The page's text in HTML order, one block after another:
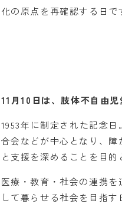
化の原点を再確認する日で
11月10日は、肢体不自由児
1953年に制定された記念
合会などが中心となり、
と支援を深めることを目的
医療・教育・社会の連携
して暮らせる社会を目指す